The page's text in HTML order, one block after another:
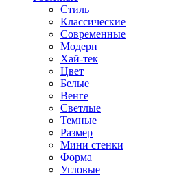
Стиль
Классические
Современные
Модерн
Хай-тек
Цвет
Белые
Венге
Светлые
Темные
Размер
Мини стенки
Форма
Угловые